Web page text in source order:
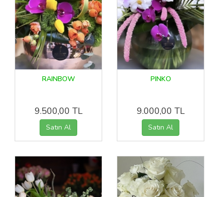
RAINBOW
9.500,00 TL
PINKO
9.000,00 TL